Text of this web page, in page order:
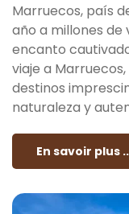
Marruecos, país
año a millones de
encanto
viaje a
destinos
naturaleza y
En savoir plus